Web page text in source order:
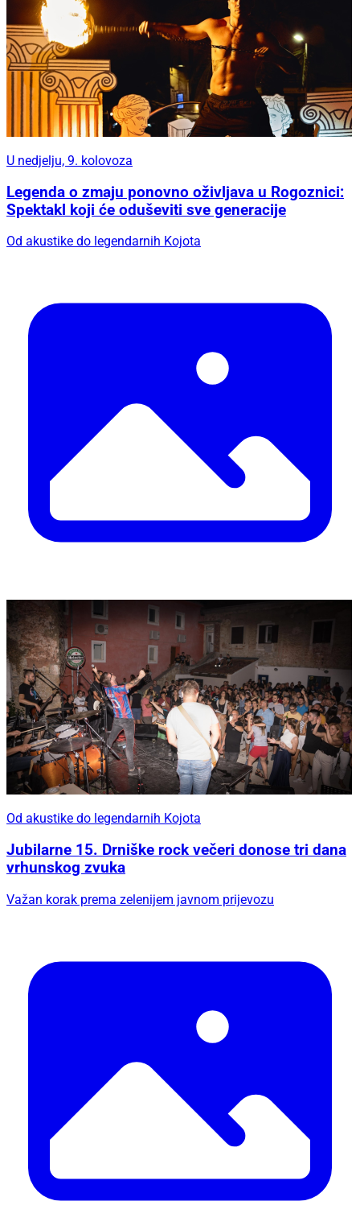
U nedjelju, 9. kolovoza
Legenda o zmaju ponovno oživljava u Rogoznici:
Spektakl koji će oduševiti sve generacije
Od akustike do legendarnih Kojota
Od akustike do legendarnih Kojota
Jubilarne 15. Drniške rock večeri donose tri dana
vrhunskog zvuka
Važan korak prema zelenijem javnom prijevozu